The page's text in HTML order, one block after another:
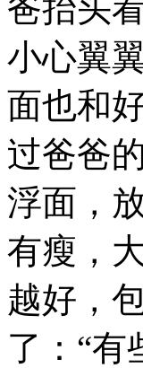
爸抬头
小心翼
面也和
过爸爸
浮面，
有瘦，
越好，
了：“有